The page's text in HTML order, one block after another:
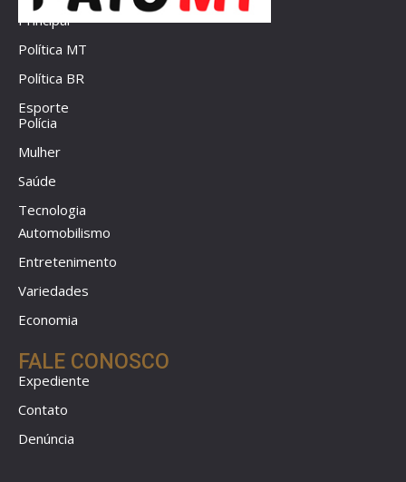
Principal
Política MT
Política BR
Esporte
Polícia
Mulher
Saúde
Tecnologia
Automobilismo
Entretenimento
Variedades
Economia
FALE CONOSCO
Expediente
Contato
Denúncia